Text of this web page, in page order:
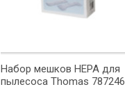
Набор мешков HEPA для
пылесоса Thomas 787246